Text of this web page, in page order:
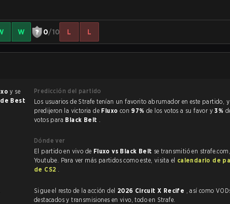
W 0/10 L L
y se
Best
Predicción del partido
Los usuarios de Strafe tenían un favorito abrumador en este partido, y
predijeron la victoria de Fluxo con 97% de los votos a su favor y3%
votos para Black Belt .
Dónde ver
El partido en vivo de Fluxo vs Black Belt se transmitió en
Youtube. Para ver más partidos como este, visita el calendario de
de CS2 .
Sigue el resto de la acción del 2026 Circuit X Recife , así como VODs,
destacados y transmisiones en vivo, todo en Strafe.